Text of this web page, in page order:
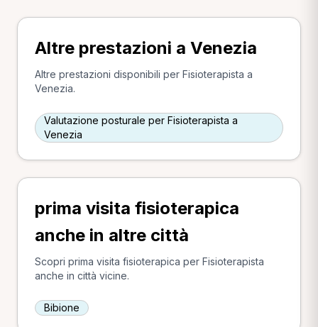
Altre prestazioni a Venezia
Altre prestazioni disponibili per Fisioterapista a
Venezia.
Valutazione posturale per Fisioterapista a
Venezia
prima visita fisioterapica
anche in altre città
Scopri prima visita fisioterapica per Fisioterapista
anche in città vicine.
Bibione